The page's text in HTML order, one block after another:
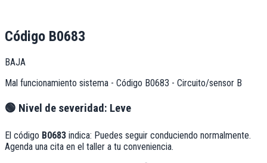
Código B0683
BAJA
Mal funcionamiento sistema - Código B0683 - Circuito/sensor B
🟢 Nivel de severidad: Leve
El código B0683 indica: Puedes seguir conduciendo normalmente.
Agenda una cita en el taller a tu conveniencia.